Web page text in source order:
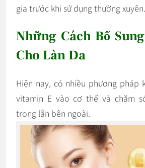
gia trước khi sử dụng thường xuyên.
Những Cách Bổ
Cho Làn Da
Hiện nay, có nhiều phương pháp
vitamin E vào cơ thể và chăm
trong lẫn bên ngoài.